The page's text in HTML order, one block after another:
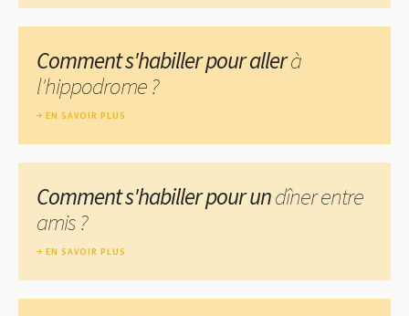
Comment s'habiller pour allerà
l'hippodrome ?
EN SAVOIR PLUS
Comment s'habiller pour undîner entre
amis ?
EN SAVOIR PLUS